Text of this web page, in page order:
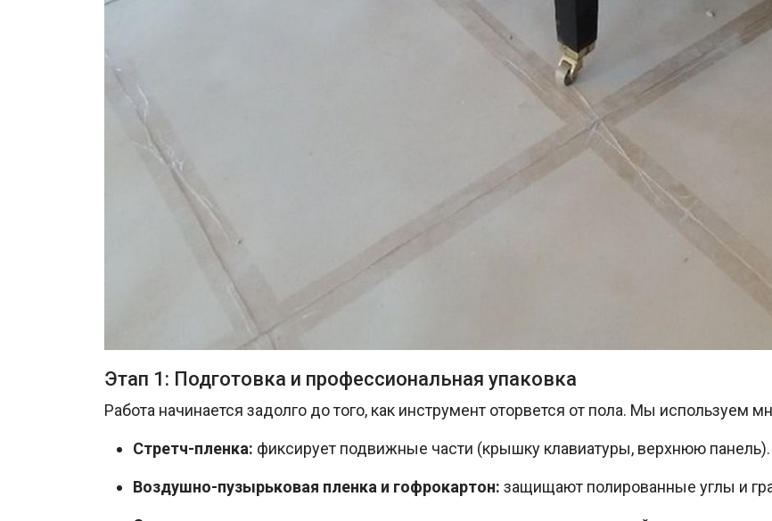
Этап 1: Подготовка и профессиональная упаковка
Работа начинается задолго до того, как инструмент оторвется от пола. Мы используем
Стретч-пленка: фиксирует подвижные части (крышку клавиатуры, верхнюю панель).
Воздушно-пузырьковая пленка и гофрокартон: защищают полированные углы и